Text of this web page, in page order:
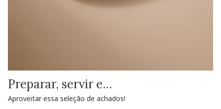
Preparar, servir e…
Aproveitar essa seleção de achados!